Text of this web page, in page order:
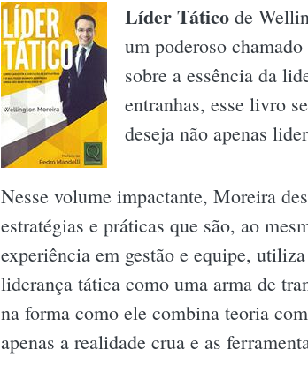
Líder Tático de
um poderoso
sobre a essência da
entranhas, esse livro
deseja não apenas
Nesse volume impactante, Moreira
estratégias e práticas que são, ao
experiência em gestão e equipe,
liderança tática como uma arma de
na forma como ele combina teoria
apenas a realidade crua e as